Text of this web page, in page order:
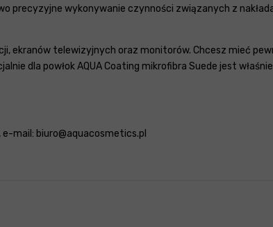
precyzyjne wykonywanie czynności związanych z
ekranów telewizyjnych oraz monitorów. Chcesz mieć
dla powłok AQUA Coating mikrofibra Suede jest
e-mail: biuro@aquacosmetics.pl